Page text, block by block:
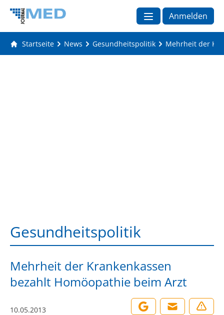
Anmelden
Startseite News Gesundheitspolitik Mehrheit der
Gesundheitspolitik
Mehrheit der Krankenkassen
bezahlt Homöopathie beim Arzt
10.05.2013